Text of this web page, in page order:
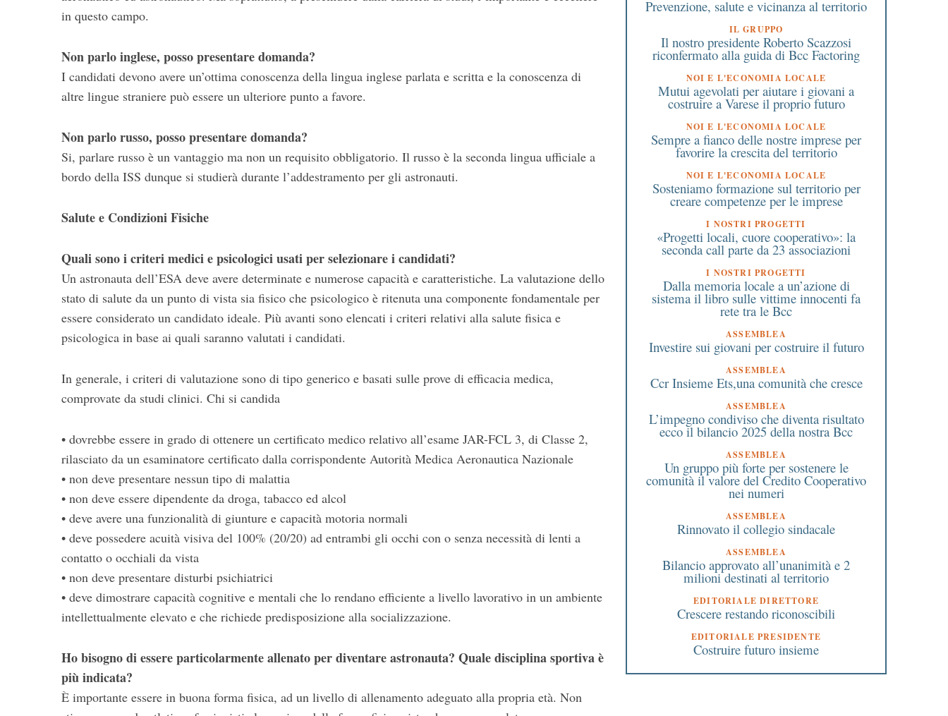
in questo campo.
Non parlo inglese, posso presentare domanda?
I candidati devono avere un’ottima conoscenza della lingua inglese parlata e scritta e la conoscenza di
altre lingue straniere può essere un ulteriore punto a favore.
Non parlo russo, posso presentare domanda?
Si, parlare russo è un vantaggio ma non un requisito obbligatorio. Il russo è la seconda lingua ufficiale a
bordo della ISS dunque si studierà durante l’addestramento per gli astronauti.
Salute e Condizioni Fisiche
Quali sono i criteri medici e psicologici usati per selezionare i candidati?
Un astronauta dell’ESA deve avere determinate e numerose capacità e caratteristiche. La valutazione dello
stato di salute da un punto di vista sia fisico che psicologico è ritenuta una componente fondamentale per
essere considerato un candidato ideale. Più avanti sono elencati i criteri relativi alla salute fisica e
psicologica in base ai quali saranno valutati i candidati.
In generale, i criteri di valutazione sono di tipo generico e basati sulle prove di efficacia medica,
comprovate da studi clinici. Chi si candida
• dovrebbe essere in grado di ottenere un certificato medico relativo all’esame JAR-FCL 3, di Classe 2,
rilasciato da un esaminatore certificato dalla corrispondente Autorità Medica Aeronautica Nazionale
• non deve presentare nessun tipo di malattia
• non deve essere dipendente da droga, tabacco ed alcol
• deve avere una funzionalità di giunture e capacità motoria normali
• deve possedere acuità visiva del 100% (20/20) ad entrambi gli occhi con o senza necessità di lenti a
contatto o occhiali da vista
• non deve presentare disturbi psichiatrici
• deve dimostrare capacità cognitive e mentali che lo rendano efficiente a livello lavorativo in un ambiente
intellettualmente elevato e che richiede predisposizione alla socializzazione.
Ho bisogno di essere particolarmente allenato per diventare astronauta? Quale disciplina sportiva è
più indicata?
È importante essere in buona forma fisica, ad un livello di allenamento adeguato alla propria età. Non
Prevenzione, salute e vicinanza al territorio
IL GRUPPO
Il nostro presidente Roberto Scazzosi
riconfermato alla guida di Bcc Factoring
NOI E L'ECONOMIA LOCALE
Mutui agevolati per aiutare i giovani a
costruire a Varese il proprio futuro
NOI E L'ECONOMIA LOCALE
Sempre a fianco delle nostre imprese per
favorire la crescita del territorio
NOI E L'ECONOMIA LOCALE
Sosteniamo formazione sul territorio per
creare competenze per le imprese
I NOSTRI PROGETTI
«Progetti locali, cuore cooperativo»: la
seconda call parte da 23 associazioni
I NOSTRI PROGETTI
Dalla memoria locale a un’azione di
sistema il libro sulle vittime innocenti fa
rete tra le Bcc
ASSEMBLEA
Investire sui giovani per costruire il futuro
ASSEMBLEA
Ccr Insieme Ets,una comunità che cresce
ASSEMBLEA
L’impegno condiviso che diventa risultato
ecco il bilancio 2025 della nostra Bcc
ASSEMBLEA
Un gruppo più forte per sostenere le
comunità il valore del Credito Cooperativo
nei numeri
ASSEMBLEA
Rinnovato il collegio sindacale
ASSEMBLEA
Bilancio approvato all’unanimità e 2
milioni destinati al territorio
EDITORIALE DIRETTORE
Crescere restando riconoscibili
EDITORIALE PRESIDENTE
Costruire futuro insieme